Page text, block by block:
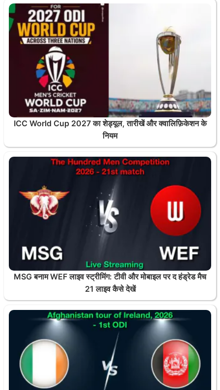
ICC World Cup 2027 का शेड्यूल, तारीखें और क्वालिफ़िकेशन के
नियम
MSG बनाम WEF लाइव स्ट्रीमिंग: टीवी और मोबाइल पर द हंड्रेड मैच
21 लाइव कैसे देखें